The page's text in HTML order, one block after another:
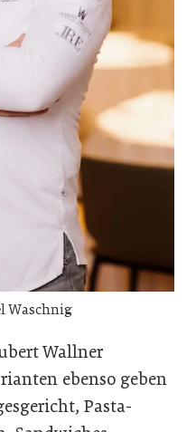
Waschnig
Wallner
ebenso geben
Pasta-